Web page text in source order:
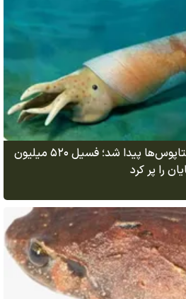
حلقه گمشده تکامل اختاپوس‌ها پیدا شد؛ فسیل ۵۲۰ میلیون
را پر کرد